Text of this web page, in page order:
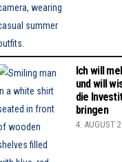
Ich will
und will
die
bringen
4. AUGUST